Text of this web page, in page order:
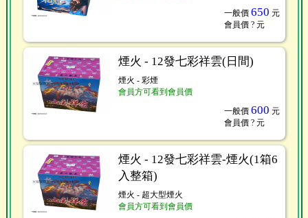
一般價 650 元
會員價? 元
煙火 - 12發七彩祥雲(日間)
煙火 - 彩煙
會員方可看到會員價
一般價 600 元
會員價? 元
煙火 - 12發七彩祥雲-煙火(1箱6
入整箱)
煙火 - 超大型煙火
會員方可看到會員價